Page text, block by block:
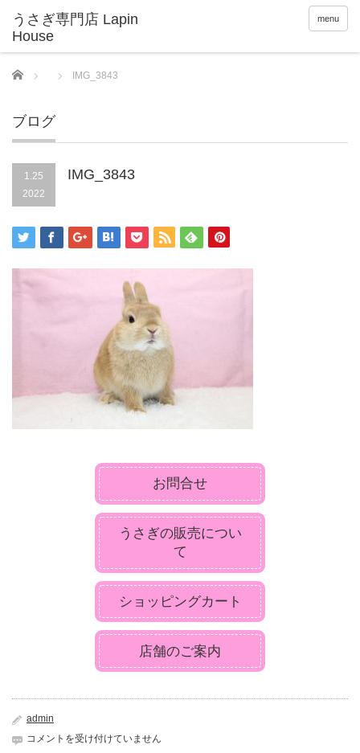
menu
Home IMG_3843
ブログ
1.25
2022
IMG_3843
お問合せ
うさぎの販売につい
て
ショッピングカート
店舗のご案内
admin
IMG_3843
コメントを受け付けていません